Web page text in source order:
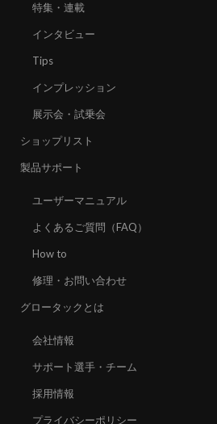
特集・連載
インタビュー
Tips
インプレッション
展示会・試乗会
ショップリスト
製品サポート
ユーザーマニュアル
よくあるご質問（FAQ）
How to
修理・お問い合わせ
グロータックとは
会社情報
サポート選手・チーム
採用情報
プライバシーポリシー